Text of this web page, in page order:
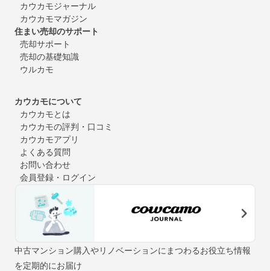
カウカモジャーナル
カウカモマガジン
住まい売却のサポート
売却サポート
売却の基礎知識
ウルカモ
カウカモについて
カウカモとは
カウカモの評判・口コミ
カウカモアプリ
よくある質問
お問い合わせ
会員登録・ログイン
中古マンション購入やリノベーションにまつわるお役立ち情報
を定期的にお届け